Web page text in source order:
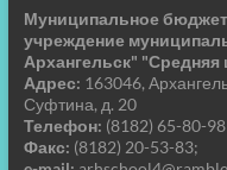
Муниципальное
учреждение
Архангельск"
Адрес: 163046,
Суфтина, д. 20
Телефон: (8182) 65-80-98
Факс: (8182) 20-53-83;